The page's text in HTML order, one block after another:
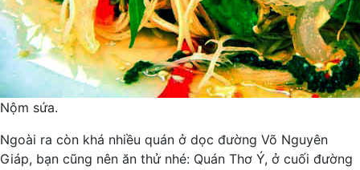
Nộm sứa.
Ngoài ra còn khá nhiều quán ở dọc đường Võ Nguyên
Giáp, bạn cũng nên ăn thử nhé: Quán Thơ Ý, ở cuối đường